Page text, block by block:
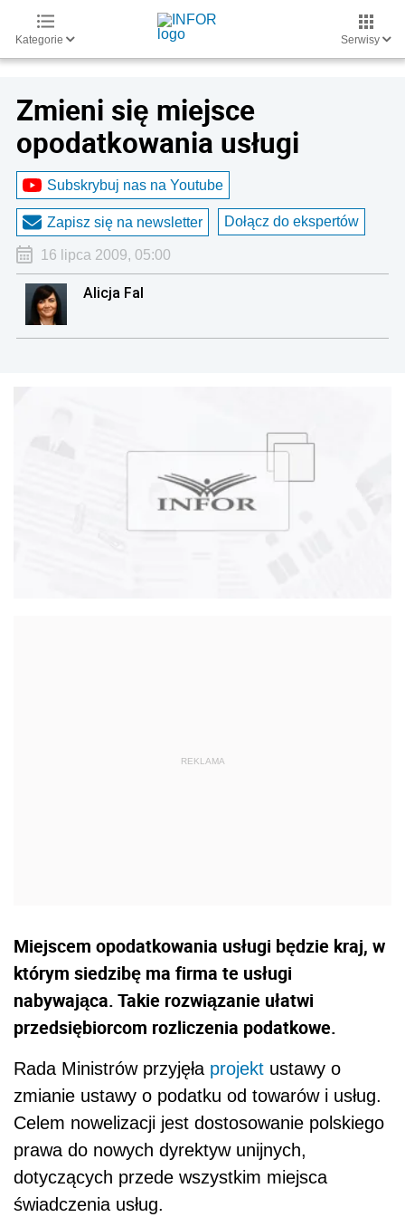
Kategorie Serwisy
Zmieni się miejsce
opodatkowania usługi
Subskrybuj nas na Youtube
Zapisz się na newsletter Dołącz do ekspertów
16 lipca 2009, 05:00
Alicja Fal
Miejscem opodatkowania usługi będzie kraj, w
którym siedzibę ma firma te usługi
nabywająca. Takie rozwiązanie ułatwi
przedsiębiorcom rozliczenia podatkowe.
Rada Ministrów przyjęła projekt ustawy o
zmianie ustawy o podatku od towarów i usług.
Celem nowelizacji jest dostosowanie polskiego
prawa do nowych dyrektyw unijnych,
dotyczących przede wszystkim miejsca
świadczenia usług.